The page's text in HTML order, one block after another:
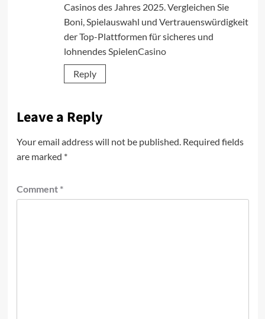
Casinos des Jahres 2025. Vergleichen Sie
Boni, Spielauswahl und Vertrauenswürdigkeit
der Top-Plattformen für sicheres und
lohnendes SpielenCasino
Reply
Leave a Reply
Your email address will not be published. Required fields
are marked *
Comment *